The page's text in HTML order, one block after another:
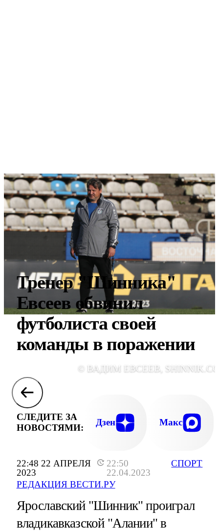
22:48 22 АПРЕЛЯ
2023
22:50
22.04.2023
РЕДАКЦИЯ ВЕСТИ.РУ
СПОРТ
Тренер "Шинника"
Евсеев обвинил
футболиста своей
команды в поражении
© ВАДИМ ЕВСЕЕВ,
СЛЕДИТЕ ЗА
НОВОСТЯМИ:
Дзен Макс
Ярославский "Шинник" проиграл
владикавказской "Алании" в